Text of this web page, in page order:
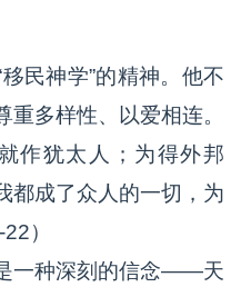
民神学”的精神。他不
多样性、以爱相连。
作犹太人；为得外邦
都成了众人的一切，为
）
一种深刻的信念——天